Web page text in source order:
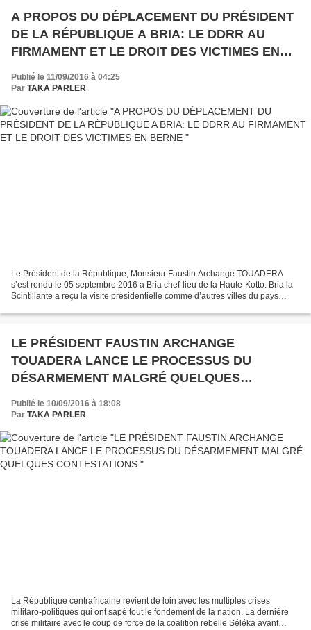
A PROPOS DU DÉPLACEMENT DU PRÉSIDENT
DE LA RÉPUBLIQUE A BRIA: LE DDRR AU
FIRMAMENT ET LE DROIT DES VICTIMES EN
Publié le 11/09/2016 à 04:25
Par TAKA PARLER
Le Président de la République, Monsieur Faustin Archange TOUADERA
s’est rendu le 05 septembre 2016 à Bria chef-lieu de la Haute-Kotto. Bria la
Scintillante a reçu la visite présidentielle comme d’autres villes du pays
LE PRÉSIDENT FAUSTIN ARCHANGE
TOUADERA LANCE LE PROCESSUS DU
DÉSARMEMENT MALGRÉ QUELQUES
CONTESTATIONS
Publié le 10/09/2016 à 18:08
Par TAKA PARLER
La République centrafricaine revient de loin avec les multiples crises
militaro-politiques qui ont sapé tout le fondement de la nation. La dernière
crise militaire avec le coup de force de la coalition rebelle Séléka ayant